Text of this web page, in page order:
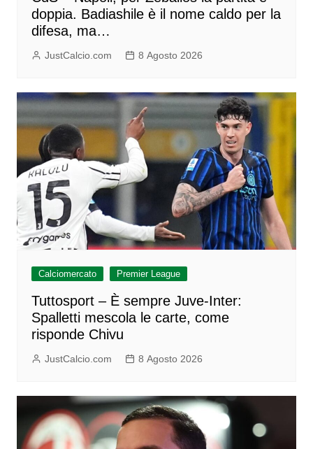
doppia. Badiashile è il nome caldo per la
difesa, ma…
JustCalcio.com 8 Agosto 2026
Calciomercato Premier League
Tuttosport – È sempre Juve-Inter:
Spalletti mescola le carte, come
risponde Chivu
JustCalcio.com 8 Agosto 2026